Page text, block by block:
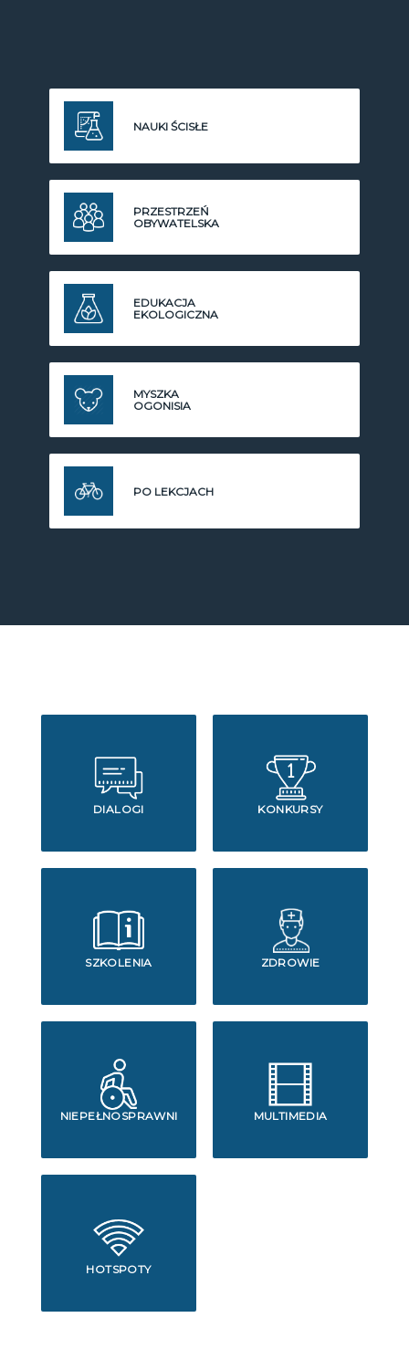
NAUKI ŚCISŁE
PRZESTRZEŃ
OBYWATELSKA
EDUKACJA
EKOLOGICZNA
MYSZKA
OGONISIA
PO LEKCJACH
DIALOGI KONKURSY
SZKOLENIA ZDROWIE
NIEPEŁNOSPRAWNI MULTIMEDIA
HOTSPOTY